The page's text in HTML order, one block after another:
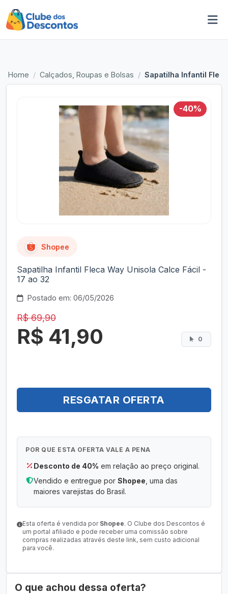
Home Calçados, Roupas e Bolsas Sapatilha Infantil
-40%
Shopee
Sapatilha Infantil Fleca Way Unisola Calce Fácil -
17 ao 32
Postado em: 06/05/2026
R$ 69,90
R$ 41,90 0
RESGATAR OFERTA
POR QUE ESTA OFERTA VALE A PENA
Desconto de 40% em relação ao preço original.
Vendido e entregue por Shopee , uma das
maiores varejistas do Brasil.
Esta oferta é vendida por Shopee. O Clube dos Descontos é
um portal afiliado e pode receber uma comissão sobre
compras realizadas através deste link, sem custo adicional
para você.
O que achou dessa oferta?